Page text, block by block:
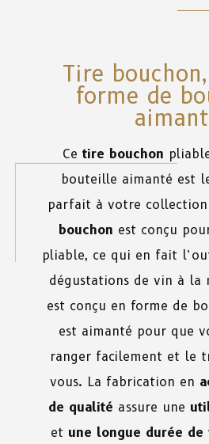
Tire
forme de
Ce tire bouchon
bouteille aimanté est
parfait à votre collection
bouchon est conçu
pliable, ce qui en fait
dégustations de vin à la
est conçu en forme de
est aimanté pour que
ranger facilement et le
vous. La fabrication en
de qualité assure une
et une longue durée de